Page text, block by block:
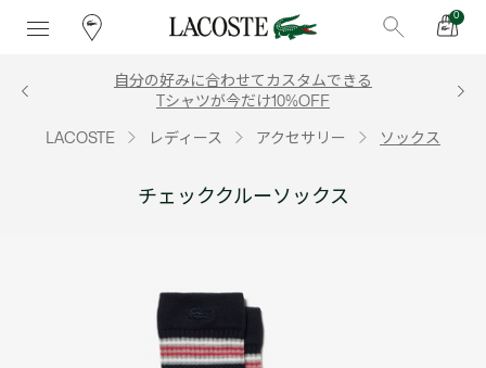
0
自分の好みに合わせてカスタムできる
Tシャツが今だけ10%OFF
LACOSTE レディース アクセサリー ソックス
チェッククルーソックス